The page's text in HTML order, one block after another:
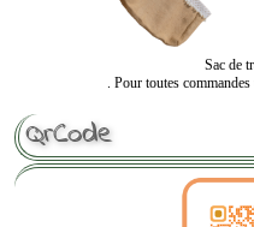
Sac de
. Pour toutes
QrCode